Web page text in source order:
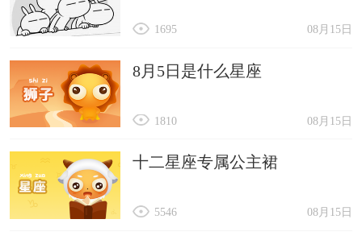
08月15日
1695
8月5日是什么星座
08月15日
1810
十二星座专属公主裙
08月15日
5546